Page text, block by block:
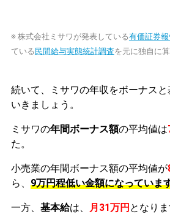
※ 株式会社ミサワが発表している有価証券
ている 民間給与実態統計調査を元に独自に
続いて、ミサワの年収をボーナス
いきましょう。
ミサワの年間ボーナス額の平均値は
た。
小売業の年間ボーナス額の平均値が
ら、 9万円程低い金額になっていま
一方、 基本給は、 月31万円 となり